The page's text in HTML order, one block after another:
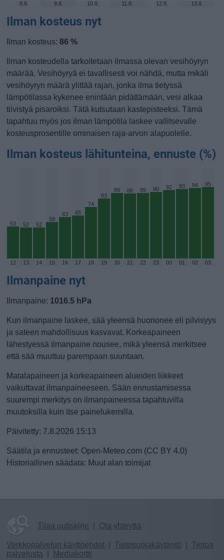
8.8. 9.8. 10.8. 11.8. 12.8. 13.8.
Ilman kosteus nyt
Ilman kosteus:86 %
Ilman kosteudella tarkoitetaan ilmassa olevan vesihöyryn
määrää. Vesihöyryä ei tavallisesti voi nähdä, mutta mikäli
vesihöyryn määrä ylittää rajan, jonka ilma tietyssä
lämpötilassa kykenee enintään pidättämään, vesi alkaa
tiivistyä pisaroiksi. Tätä kutsutaan kastepisteeksi. Tämä
tapahtuu myös jos ilman lämpötila laskee vallitsevalle
kosteusprosentille ominaisen raja-arvon alapuolelle.
Ilman kosteus lähitunteina, ennuste (%)
53 52 52
58
63 65
74
83
89 88 89 90 92 93 94 95
12 13 14 15 16 17 18 19 20 21 22 23 00 01 02 03
Ilmanpaine nyt
Ilmanpaine: 1016.5 hPa
Kun ilmanpaine laskee, sää yleensä huononee eli pilvisyys
ja sateen mahdollisuus kasvavat. Korkeapaineen
lähestyessä ilmanpaine nousee, mikä yleensä merkitsee
että sää muuttuu parempaan suuntaan.
Matalapaineen ja korkeapaineen alueiden liikkeet
vaikuttavat ilmanpaineeseen. Sään ennustamisessa
suurempi merkitys on ilmanpaineessa tapahtuvilla
muutoksilla kuin itse painelukemilla.
Päivitetty: 7.8.2026 15:13
Säätila ja ennusteet: Open-Meteo.com (CC BY 4.0)
Historiallinen säädata: Muut alan toimijat
Tilaa uutiskirje Ota yhteyttä
Verkkopalvelun käyttöehdot Tietosuojakäytäntö
Tietoa
palvelusta
Mediakortti